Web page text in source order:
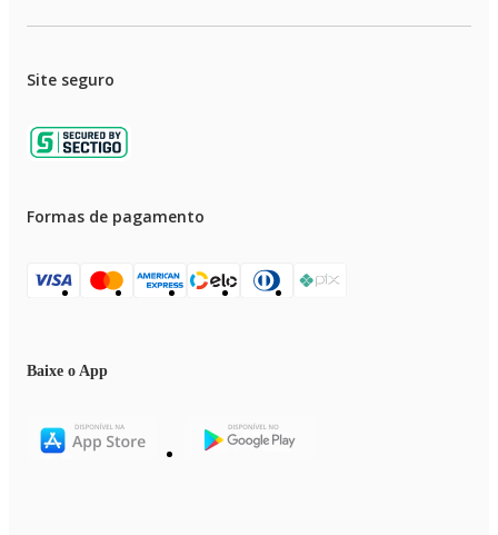
Site seguro
Formas de pagamento
Baixe o App